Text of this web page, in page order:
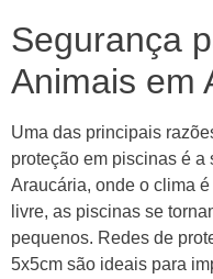
Segurança
Animais em
Uma das principais
proteção em piscinas é
Araucária, onde o clima
livre, as piscinas se
pequenos. Redes de
5x5cm são ideais para